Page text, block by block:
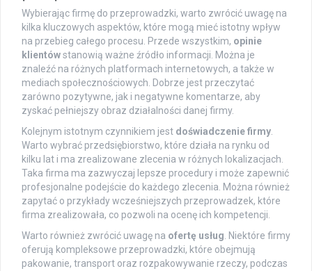
Wybierając firmę do przeprowadzki, warto zwrócić uwagę na
kilka kluczowych aspektów, które mogą mieć istotny wpływ
na przebieg całego procesu. Przede wszystkim, opinie
klientówstanowią ważne źródło informacji. Można je
znaleźć na różnych platformach internetowych, a także w
mediach społecznościowych. Dobrze jest przeczytać
zarówno pozytywne, jak i negatywne komentarze, aby
zyskać pełniejszy obraz działalności danej firmy.
Kolejnym istotnym czynnikiem jest doświadczenie firmy
Warto wybrać przedsiębiorstwo, które działa na rynku od
kilku lat i ma zrealizowane zlecenia w różnych lokalizacjach.
Taka firma ma zazwyczaj lepsze procedury i może zapewnić
profesjonalne podejście do każdego zlecenia. Można również
zapytać o przykłady wcześniejszych przeprowadzek, które
firma zrealizowała, co pozwoli na ocenę ich kompetencji.
Warto również zwrócić uwagę na ofertę usług . Niektóre firmy
oferują kompleksowe przeprowadzki, które obejmują
pakowanie, transport oraz rozpakowywanie rzeczy, podczas